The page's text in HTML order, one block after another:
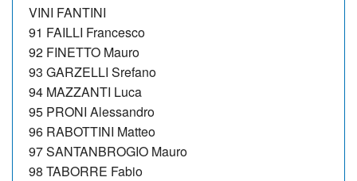
VINI FANTINI
91 FAILLI Francesco
92 FINETTO Mauro
93 GARZELLI Srefano
94 MAZZANTI Luca
95 PRONI Alessandro
96 RABOTTINI Matteo
97 SANTANBROGIO Mauro
98 TABORRE Fabio